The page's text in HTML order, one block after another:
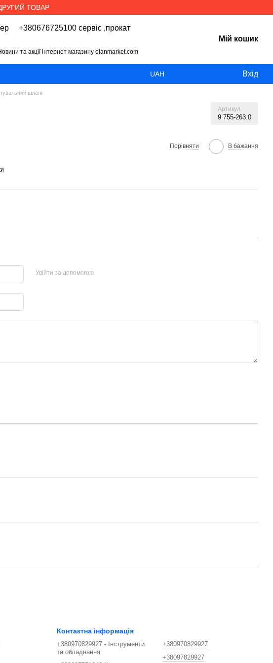
ТОВАР
+380676725100 сервіс ,прокат
та акції інтернет магазину olanmarket.com
Мій кошик
UAH Вхід
шланг
Артикул
9.755-263.0
Порівняти В бажання
Увійти за допомогою
Контактна інформація
+380970829927 - Інструменти
та обладнання
+380970829927
+38097829927